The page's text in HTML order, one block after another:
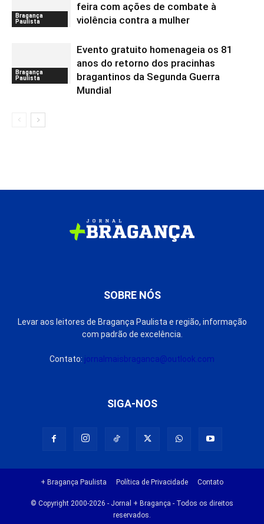
Bragança
Paulista
feira com ações de combate à
violência contra a mulher
Bragança
Paulista
Evento gratuito homenageia os 81
anos do retorno dos pracinhas
bragantinos da Segunda Guerra
Mundial
SOBRE NÓS
Levar aos leitores de Bragança Paulista e região, informação
com padrão de excelência.
Contato: jornalmaisbraganca@outlook.com
SIGA-NOS
+ Bragança Paulista Política de Privacidade Contato
© Copyright 2000-2026 - Jornal + Bragança - Todos os direitos
reservados.